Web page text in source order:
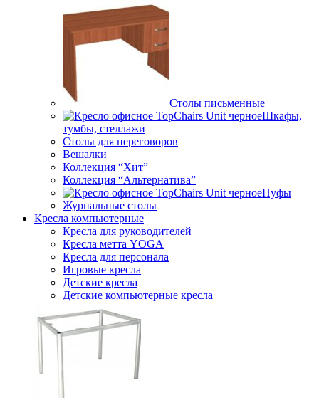
Столы письменные
Шкафы,
тумбы, стеллажи
Столы для переговоров
Вешалки
Коллекция “Хит”
Коллекция “Альтернатива”
Пуфы
Журнальные столы
Кресла компьютерные
Кресла для руководителей
Кресла метта YOGA
Кресла для персонала
Игровые кресла
Детские кресла
Детские компьютерные кресла